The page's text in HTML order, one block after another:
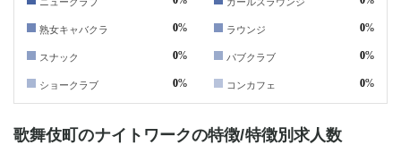
熟女キャバクラ 0% ラウンジ 0%
スナック 0% パブクラブ 0%
ショークラブ 0% コンカフェ 0%
歌舞伎町のナイトワークの特徴/特徴別求人数